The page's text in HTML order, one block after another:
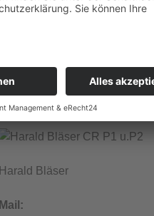
Harald Bläser
Mail: